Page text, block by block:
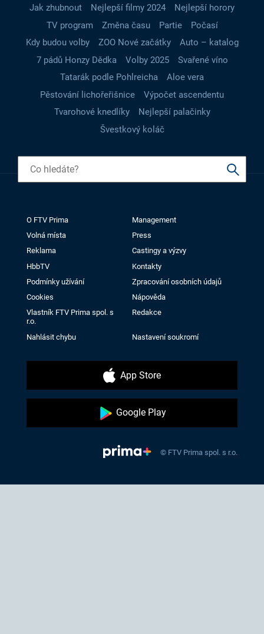
Jak zhubnout Nejlepší filmy 2024
Nejlepší horory
TV program
Změna času Partie
Počasí
Kdy budou volby
ZOO Nové začátky
Auto – katalog
7 pádů Honzy Dědka
Volby 2025
Svařené víno
Tatarák podle Pohlreicha
Aloe vera
Pěstování lichořeřišnice
Výpočet ascendentu
Tvarohové knedlíky
Nejlepší palačinky
Švestkový koláč
O FTV Prima
Management
Volná místa
Press
Reklama
Castingy a výzvy
HbbTV
Kontakty
Podmínky užívání
Zpracování osobních údajů
Cookies
Nápověda
Vlastník FTV Prima spol. s
r.o.
Redakce
Nahlásit chybu Nastavení soukromí
App Store
Google Play
© FTV Prima spol. s r.o.